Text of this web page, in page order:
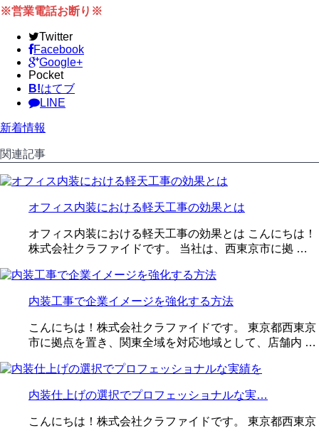
※営業電話お断り※
Twitter
Facebook
Google+
Pocket
B!はてブ
LINE
新着情報
関連記事
オフィス内装における軽天工事の効果とは
オフィス内装における軽天工事の効果とは こんにちは！
株式会社クラファイドです。 当社は、西東京市に拠 …
内装工事で企業イメージを強化する方法
こんにちは！株式会社クラファイドです。 東京都西東京
市に拠点を置き、関東全域を対応地域として、店舗内 …
内装仕上げの選択でプロフェッショナルな実…
こんにちは！株式会社クラファイドです。 東京都西東京